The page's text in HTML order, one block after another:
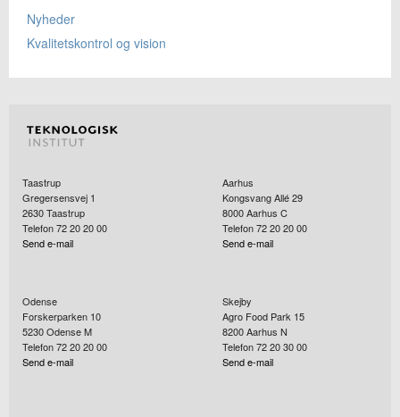
Nyheder
Kvalitetskontrol og vision
Taastrup
Gregersensvej 1
2630Taastrup
Telefon 72 20 20 00
Send e-mail
Aarhus
Kongsvang Allé 29
8000Aarhus C
Telefon 72 20 20 00
Send e-mail
Odense
Forskerparken 10
5230Odense M
Telefon 72 20 20 00
Send e-mail
Skejby
Agro Food Park 15
8200Aarhus N
Telefon 72 20 30 00
Send e-mail